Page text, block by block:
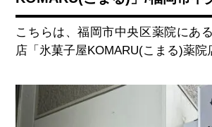
こちらは、福岡市中央区薬院にあ
店「氷菓子屋KOMARU(こまる)薬院